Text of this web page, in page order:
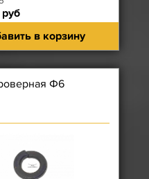
в корзину
Ф6